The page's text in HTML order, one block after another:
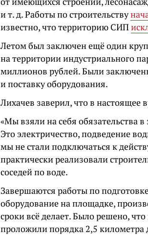
и т. д. Работы по строительству
известно, что территорию СИП
Летом был заключен ещё один
на территории индустриального
миллионов рублей. Были
и поставку оборудования.
Лихачев заверил, что в настоящее
«Мы взяли на себя обязательства
Это электричество, подведение
мы не стали подключаться к
практически реализовали
соседей по воде.
Завершаются работы по
оборудование на площадке,
сроки всё делает. Было решено,
проложили порядка 2,5